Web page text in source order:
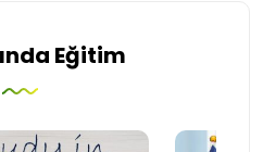
Eğitim